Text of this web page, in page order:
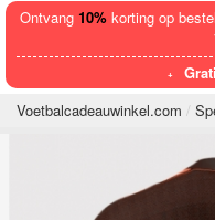
Ontvang 10%korting op
Voetbalcadeauwinkel.com